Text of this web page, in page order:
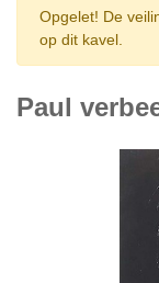
Opgelet! De
op dit kavel.
Paul